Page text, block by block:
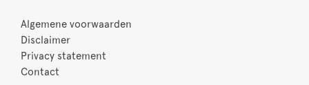
Algemene voorwaarden
Disclaimer
Privacy statement
Contact